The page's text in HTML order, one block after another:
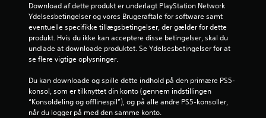
Download af dette produkt er underlagt PlayStation Network
Ydelsesbetingelser og vores Brugeraftale for software samt
eventuelle specifikke tillægsbetingelser, der gælder for dette
produkt. Hvis du ikke kan acceptere disse betingelser, skal du
undlade at downloade produktet. Se Ydelsesbetingelser for at
se flere vigtige oplysninger.
Du kan downloade og spille dette indhold på den primære PS5-
konsol, som er tilknyttet din konto (gennem indstillingen
“Konsoldeling og offlinespil”), og på alle andre PS5-konsoller,
når du logger på med den samme konto.